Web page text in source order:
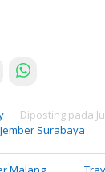
Diposting pada
Surabaya